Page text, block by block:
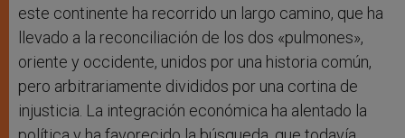
este continente ha recorrido un largo camino, que ha
llevado a la reconciliación de los dos «pulmones»,
oriente y occidente, unidos por una historia común,
pero arbitrariamente divididos por una cortina de
injusticia. La integración económica ha alentado la